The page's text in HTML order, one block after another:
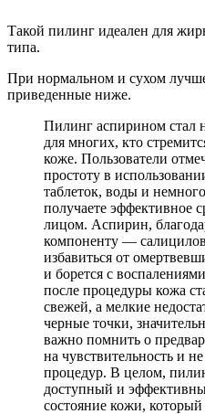
Такой пилинг идеален для
типа.
При нормальном и сухом
приведенные ниже.
Пилинг аспирином стал
для многих, кто
коже. Пользователи
простоту в
таблеток, воды и
получаете эффективное
лицом. Аспирин,
компоненту —
избавиться от
и борется с
после процедуры кожа
свежей, а мелкие
черные точки,
важно помнить о
на чувствительность и
процедур. В целом,
доступный и
состояние кожи,